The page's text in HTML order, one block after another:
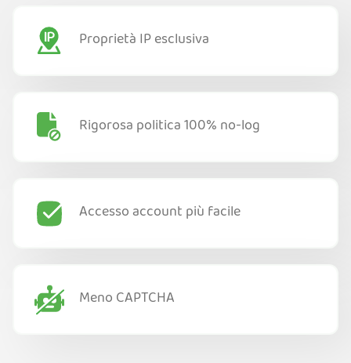
Proprietà IP esclusiva
Rigorosa politica 100% no-log
Accesso account più facile
Meno CAPTCHA